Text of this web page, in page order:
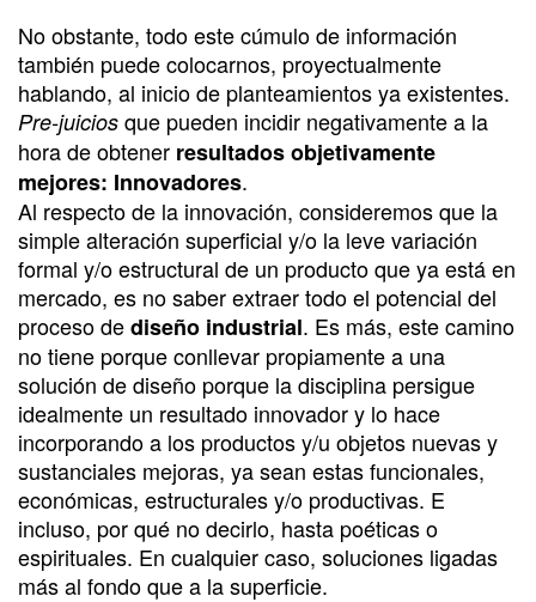
No obstante, todo este cúmulo de información
también puede colocarnos, proyectualmente
hablando, al inicio de planteamientos ya existentes.
Pre-juicios que pueden incidir negativamente a la
hora de obtener resultados objetivamente
mejores: Innovadores.
Al respecto de la innovación, consideremos que la
simple alteración superficial y/o la leve variación
formal y/o estructural de un producto que ya está en
mercado, es no saber extraer todo el potencial del
proceso dediseño industrial. Es más, este camino
no tiene porque conllevar propiamente a una
solución de diseño porque la disciplina persigue
idealmente un resultado innovador y lo hace
incorporando a los productos y/u objetos nuevas y
sustanciales mejoras, ya sean estas funcionales,
económicas, estructurales y/o productivas. E
incluso, por qué no decirlo, hasta poéticas o
espirituales. En cualquier caso, soluciones ligadas
más al fondo que a la superficie.